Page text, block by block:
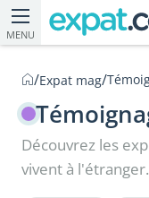
MENU
/Expat mag/
Découvrez les
vivent à l'étranger.